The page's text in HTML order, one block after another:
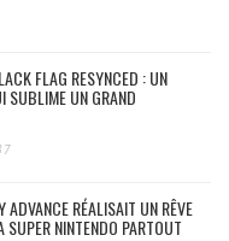
FLAG RESYNCED : UN
SUBLIME UN GRAND
RÉALISAIT UN RÊVE
SUPER NINTENDO PARTOUT